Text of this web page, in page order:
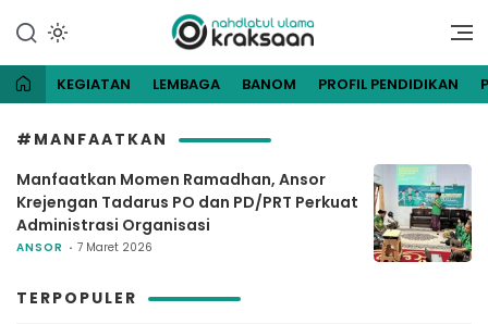
konten
NU Kraksaan
Website Resmi Pengurus
Kraksaan
KEGIATAN LEMBAGA BANOM PROFIL PENDIDIKAN
#MANFAATKAN
Manfaatkan Momen Ramadhan, Ansor
Krejengan Tadarus PO dan PD/PRT Perkuat
Administrasi Organisasi
ANSOR 7 Maret 2026
TERPOPULER